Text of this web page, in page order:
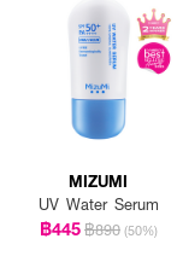
MIZUMI
UV Water Serum
฿445฿890 (50%)